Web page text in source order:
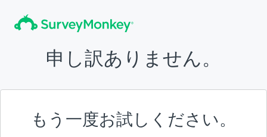
申し訳ありません。
もう一度お試しください。